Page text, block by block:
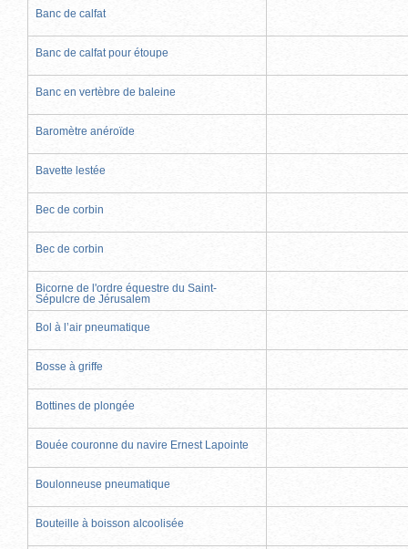
Banc de calfat
Banc de calfat pour étoupe
Banc en vertèbre de baleine
Baromètre anéroïde
Bavette lestée
Bec de corbin
Bec de corbin
Bicorne de l'ordre équestre du Saint-
Sépulcre de Jérusalem
Bol à l’air pneumatique
Bosse à griffe
Bottines de plongée
Bouée couronne du navire Ernest Lapointe
Boulonneuse pneumatique
Bouteille à boisson alcoolisée